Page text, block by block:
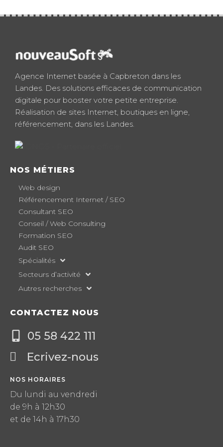
Agence Internet basée à Capbreton dans les
Landes. Des solutions efficaces de communication
digitale pour booster votre petite entreprise.
Réalisation de sites Internet, boutiques en ligne,
référencement, dans les Landes.
NOS MÉTIERS
Web design
Référencement Internet / SEO
Consultant SEO
Conseil / Web Consulting
Formation SEO
Audit SEO
Spécialités
Secteurs d’activité
Autres recherches
CONTACTEZ NOUS
05 58 422 111
Ecrivez-nous
NOS HORAIRES
Du lundi au vendredi
de 9h à 12h30
et de 14h à 17h30